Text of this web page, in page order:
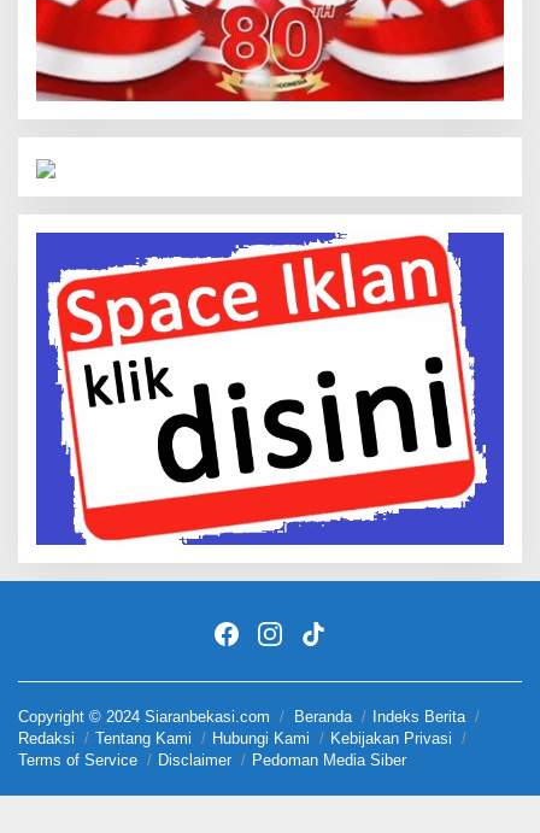
Copyright © 2024 Siaranbekasi.com Beranda
Indeks Berita
Redaksi
Tentang Kami Hubungi Kami
Kebijakan Privasi
Terms of Service
Disclaimer Pedoman Media Siber